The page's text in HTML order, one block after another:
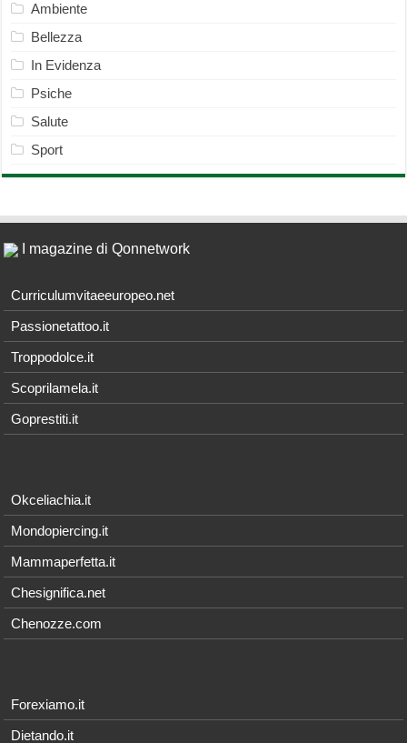
Ambiente
Bellezza
In Evidenza
Psiche
Salute
Sport
I magazine di Qonnetwork
Curriculumvitaeeuropeo.net
Passionetattoo.it
Troppodolce.it
Scoprilamela.it
Goprestiti.it
Okceliachia.it
Mondopiercing.it
Mammaperfetta.it
Chesignifica.net
Chenozze.com
Forexiamo.it
Dietando.it